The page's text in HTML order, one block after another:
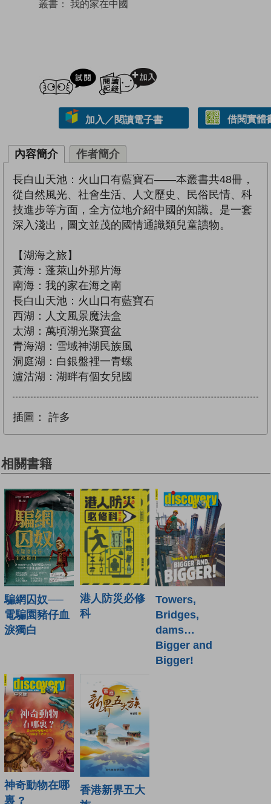
叢書： 我的家在中國
試閲
加入／閱讀電子書 借閱實體
內容簡介 作者簡介
長白山天池：火山口有藍寶石——本叢書共48冊，
從自然風光、社會生活、人文歷史、民俗民情、科
技進步等方面，全方位地介紹中國的知識。是一套
深入淺出，圖文並茂的國情通識類兒童讀物。
【湖海之旅】
黃海：蓬萊山外那片海
南海：我的家在海之南
長白山天池：火山口有藍寶石
西湖：人文風景魔法盒
太湖：萬頃湖光聚寶盆
青海湖：雪域神湖民族風
洞庭湖：白銀盤裡一青螺
瀘沽湖：湖畔有個女兒國
插圖： 許多
相關書籍
騙網囚奴──
電騙園豬仔血
淚獨白
港人防災必修
科
Towers,
Bridges,
dams…
Bigger and
Bigger!
神奇動物在哪
裏 ?
香港新界五大